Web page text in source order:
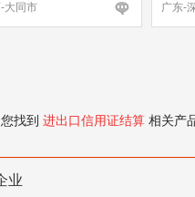
大同市
广东-
找到 进出口信用证结算 相关产
业